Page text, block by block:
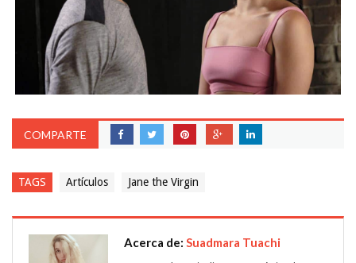
COMPARTE
TAGS Artículos Jane the Virgin
Acerca de: Suadmara Tuachi